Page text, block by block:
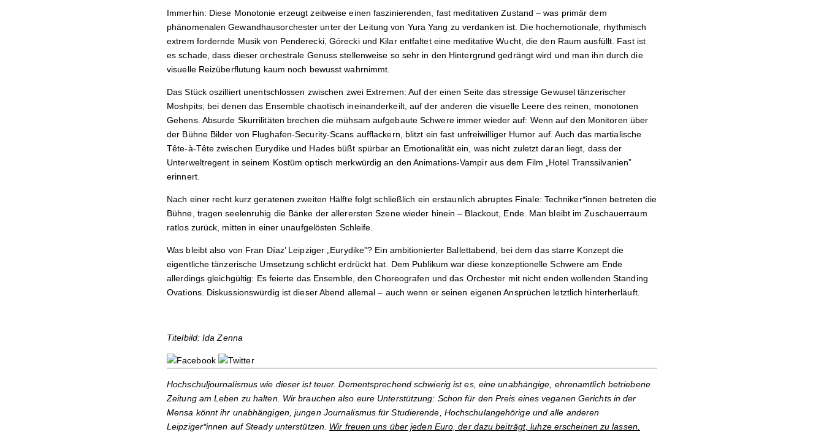
Immerhin: Diese Monotonie erzeugt zeitweise einen faszinierenden, fast meditativen Zustand – was primär dem
phänomenalen Gewandhausorchester unter der Leitung von Yura Yang zu verdanken ist. Die hochemotionale, rhythmisch
extrem fordernde Musik von Penderecki, Górecki und Kilar entfaltet eine meditative Wucht, die den Raum ausfüllt. Fast ist
es schade, dass dieser orchestrale Genuss stellenweise so sehr in den Hintergrund gedrängt wird und man ihn durch die
visuelle Reizüberflutung kaum noch bewusst wahrnimmt.
Das Stück oszilliert unentschlossen zwischen zwei Extremen: Auf der einen Seite das stressige Gewusel tänzerischer
Moshpits, bei denen das Ensemble chaotisch ineinanderkeilt, auf der anderen die visuelle Leere des reinen, monotonen
Gehens. Absurde Skurrilitäten brechen die mühsam aufgebaute Schwere immer wieder auf: Wenn auf den Monitoren über
der Bühne Bilder von Flughafen-Security-Scans aufflackern, blitzt ein fast unfreiwilliger Humor auf. Auch das martialische
Tête-à-Tête zwischen Eurydike und Hades büßt spürbar an Emotionalität ein, was nicht zuletzt daran liegt, dass der
Unterweltregent in seinem Kostüm optisch merkwürdig an den Animations-Vampir aus dem Film „Hotel Transsilvanien”
erinnert.
Nach einer recht kurz geratenen zweiten Hälfte folgt schließlich ein erstaunlich abruptes Finale: Techniker*innen betreten die
Bühne, tragen seelenruhig die Bänke der allerersten Szene wieder hinein – Blackout, Ende. Man bleibt im Zuschauerraum
ratlos zurück, mitten in einer unaufgelösten Schleife.
Was bleibt also von Fran Díaz’ Leipziger „Eurydike”? Ein ambitionierter Ballettabend, bei dem das starre Konzept die
eigentliche tänzerische Umsetzung schlicht erdrückt hat. Dem Publikum war diese konzeptionelle Schwere am Ende
allerdings gleichgültig: Es feierte das Ensemble, den Choreografen und das Orchester mit nicht enden wollenden Standing
Ovations. Diskussionswürdig ist dieser Abend allemal – auch wenn er seinen eigenen Ansprüchen letztlich hinterherläuft.
Titelbild: Ida Zenna
Hochschuljournalismus wie dieser ist teuer. Dementsprechend schwierig ist es, eine unabhängige, ehrenamtlich betriebene
Zeitung am Leben zu halten. Wir brauchen also eure Unterstützung: Schon für den Preis eines veganen Gerichts in der
Mensa könnt ihr unabhängigen, jungen Journalismus für Studierende, Hochschulangehörige und alle anderen
Leipziger*innen auf Steady unterstützen. Wir freuen uns über jeden Euro, der dazu beiträgt, luhze erscheinen zu lassen.